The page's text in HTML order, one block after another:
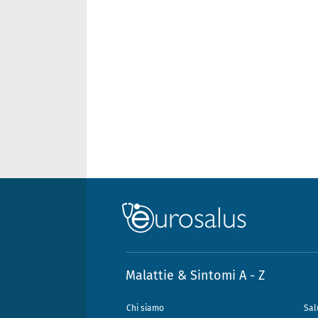
Malattie & Sintomi A - Z
Chi siamo